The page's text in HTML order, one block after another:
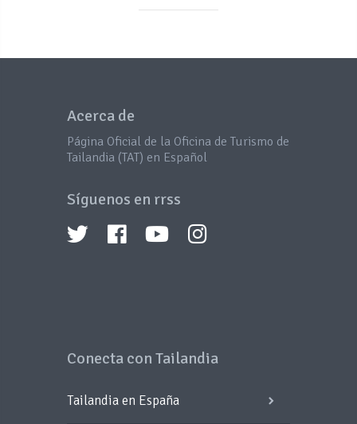
Acerca de
Página Oficial de la Oficina de Turismo de
Tailandia (TAT) en Español
Síguenos en rrss
Conecta con Tailandia
Tailandia en España